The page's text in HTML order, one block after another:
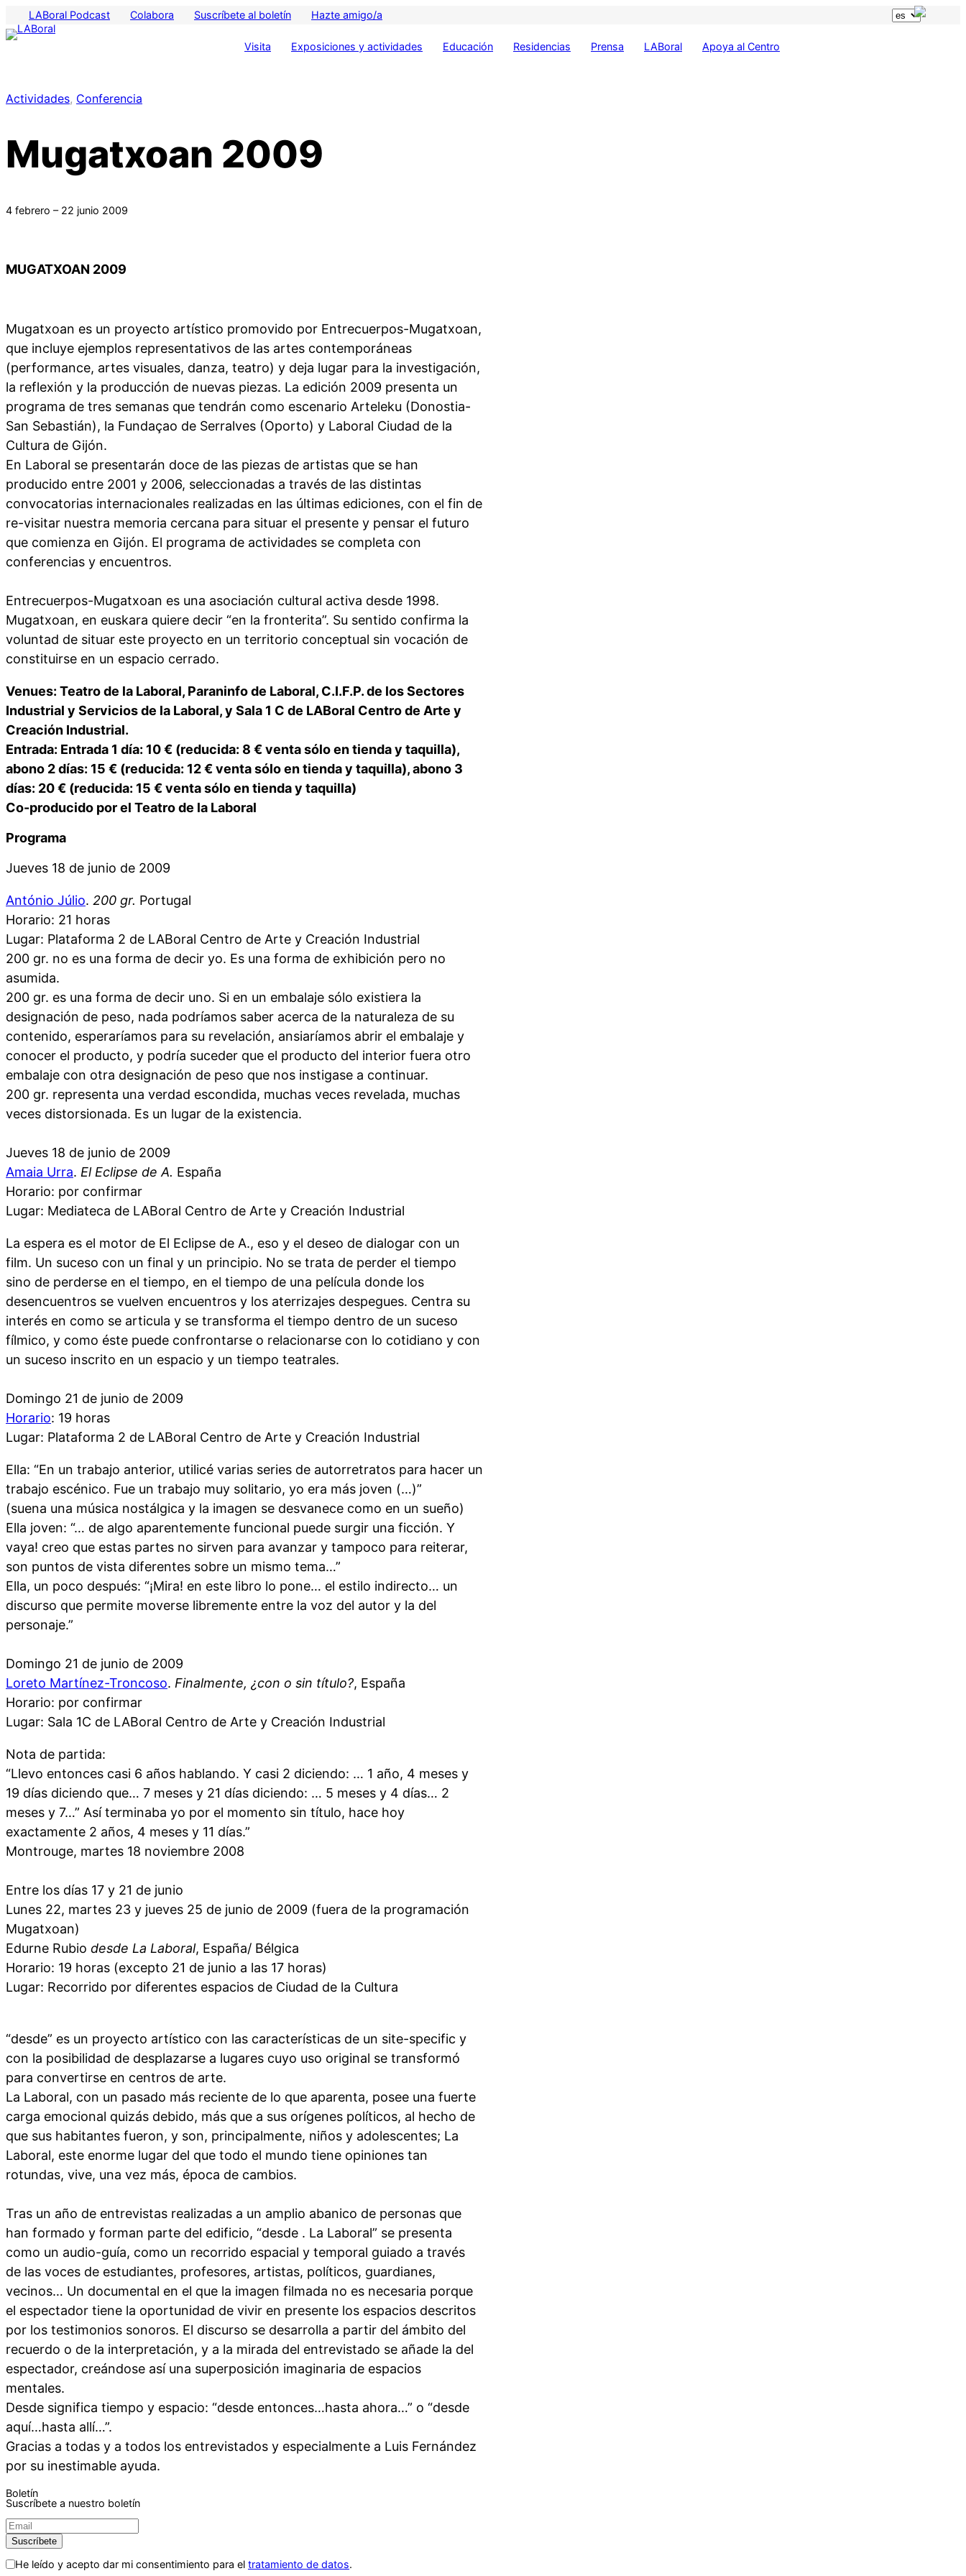
LABoral Podcast Colabora Suscríbete al boletín Hazte amigo/a
Visita Exposiciones y actividades Educación Residencias Prensa LABoral Apoya al Centro
Actividades, Conferencia
Mugatxoan 2009
4 febrero – 22 junio 2009
MUGATXOAN 2009
Mugatxoan es un proyecto artístico promovido por Entrecuerpos-Mugatxoan,
que incluye ejemplos representativos de las artes contemporáneas
(performance, artes visuales, danza, teatro) y deja lugar para la investigación,
la reflexión y la producción de nuevas piezas. La edición 2009 presenta un
programa de tres semanas que tendrán como escenario Arteleku (Donostia-
San Sebastián), la Fundaçao de Serralves (Oporto) y Laboral Ciudad de la
Cultura de Gijón.
En Laboral se presentarán doce de las piezas de artistas que se han
producido entre 2001 y 2006, seleccionadas a través de las distintas
convocatorias internacionales realizadas en las últimas ediciones, con el fin de
re-visitar nuestra memoria cercana para situar el presente y pensar el futuro
que comienza en Gijón. El programa de actividades se completa con
conferencias y encuentros.
Entrecuerpos-Mugatxoan es una asociación cultural activa desde 1998.
Mugatxoan, en euskara quiere decir “en la fronterita”. Su sentido confirma la
voluntad de situar este proyecto en un territorio conceptual sin vocación de
constituirse en un espacio cerrado.
Venues: Teatro de la Laboral, Paraninfo de Laboral, C.I.F.P. de los Sectores
Industrial y Servicios de la Laboral, y Sala 1 C de LABoral Centro de Arte y
Creación Industrial.
Entrada: Entrada 1 día: 10 € (reducida: 8 € venta sólo en tienda y taquilla),
abono 2 días: 15 € (reducida: 12 € venta sólo en tienda y taquilla), abono 3
días: 20 € (reducida: 15 € venta sólo en tienda y taquilla)
Co-producido por el Teatro de la Laboral
Programa
Jueves 18 de junio de 2009
António Júlio. 200 gr. Portugal
Horario: 21 horas
Lugar: Plataforma 2 de LABoral Centro de Arte y Creación Industrial
200 gr. no es una forma de decir yo. Es una forma de exhibición pero no
asumida.
200 gr. es una forma de decir uno. Si en un embalaje sólo existiera la
designación de peso, nada podríamos saber acerca de la naturaleza de su
contenido, esperaríamos para su revelación, ansiaríamos abrir el embalaje y
conocer el producto, y podría suceder que el producto del interior fuera otro
embalaje con otra designación de peso que nos instigase a continuar.
200 gr. representa una verdad escondida, muchas veces revelada, muchas
veces distorsionada. Es un lugar de la existencia.
Jueves 18 de junio de 2009
Amaia Urra. El Eclipse de A. España
Horario: por confirmar
Lugar: Mediateca de LABoral Centro de Arte y Creación Industrial
La espera es el motor de El Eclipse de A., eso y el deseo de dialogar con un
film. Un suceso con un final y un principio. No se trata de perder el tiempo
sino de perderse en el tiempo, en el tiempo de una película donde los
desencuentros se vuelven encuentros y los aterrizajes despegues. Centra su
interés en como se articula y se transforma el tiempo dentro de un suceso
fílmico, y como éste puede confrontarse o relacionarse con lo cotidiano y con
un suceso inscrito en un espacio y un tiempo teatrales.
Domingo 21 de junio de 2009
Horario: 19 horas
Lugar: Plataforma 2 de LABoral Centro de Arte y Creación Industrial
Ella: “En un trabajo anterior, utilicé varias series de autorretratos para hacer un
trabajo escénico. Fue un trabajo muy solitario, yo era más joven (…)”
(suena una música nostálgica y la imagen se desvanece como en un sueño)
Ella joven: “… de algo aparentemente funcional puede surgir una ficción. Y
vaya! creo que estas partes no sirven para avanzar y tampoco para reiterar,
son puntos de vista diferentes sobre un mismo tema…”
Ella, un poco después: “¡Mira! en este libro lo pone… el estilo indirecto… un
discurso que permite moverse libremente entre la voz del autor y la del
personaje.”
Domingo 21 de junio de 2009
Loreto Martínez-Troncoso. Finalmente, ¿con o sin título?, España
Horario: por confirmar
Lugar: Sala 1C de LABoral Centro de Arte y Creación Industrial
Nota de partida:
“Llevo entonces casi 6 años hablando. Y casi 2 diciendo: … 1 año, 4 meses y
19 días diciendo que… 7 meses y 21 días diciendo: … 5 meses y 4 días… 2
meses y 7…” Así terminaba yo por el momento sin título, hace hoy
exactamente 2 años, 4 meses y 11 días.”
Montrouge, martes 18 noviembre 2008
Entre los días 17 y 21 de junio
Lunes 22, martes 23 y jueves 25 de junio de 2009 (fuera de la programación
Mugatxoan)
Edurne Rubio desde La Laboral, España/ Bélgica
Horario: 19 horas (excepto 21 de junio a las 17 horas)
Lugar: Recorrido por diferentes espacios de Ciudad de la Cultura
“desde” es un proyecto artístico con las características de un site-specific y
con la posibilidad de desplazarse a lugares cuyo uso original se transformó
para convertirse en centros de arte.
La Laboral, con un pasado más reciente de lo que aparenta, posee una fuerte
carga emocional quizás debido, más que a sus orígenes políticos, al hecho de
que sus habitantes fueron, y son, principalmente, niños y adolescentes; La
Laboral, este enorme lugar del que todo el mundo tiene opiniones tan
rotundas, vive, una vez más, época de cambios.
Tras un año de entrevistas realizadas a un amplio abanico de personas que
han formado y forman parte del edificio, “desde . La Laboral” se presenta
como un audio-guía, como un recorrido espacial y temporal guiado a través
de las voces de estudiantes, profesores, artistas, políticos, guardianes,
vecinos… Un documental en el que la imagen filmada no es necesaria porque
el espectador tiene la oportunidad de vivir en presente los espacios descritos
por los testimonios sonoros. El discurso se desarrolla a partir del ámbito del
recuerdo o de la interpretación, y a la mirada del entrevistado se añade la del
espectador, creándose así una superposición imaginaria de espacios
mentales.
Desde significa tiempo y espacio: “desde entonces…hasta ahora…” o “desde
aquí…hasta allí…”.
Gracias a todas y a todos los entrevistados y especialmente a Luis Fernández
por su inestimable ayuda.
Boletín
Suscríbete a nuestro boletín
He leído y acepto dar mi consentimiento para el tratamiento de datos.